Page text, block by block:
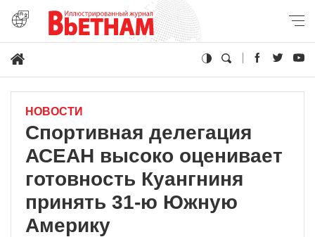
НОВОСТИ
Спортивная делегация
АСЕАН высоко оценивает
готовность Куангниня
принять 31-ю Южную
Америку